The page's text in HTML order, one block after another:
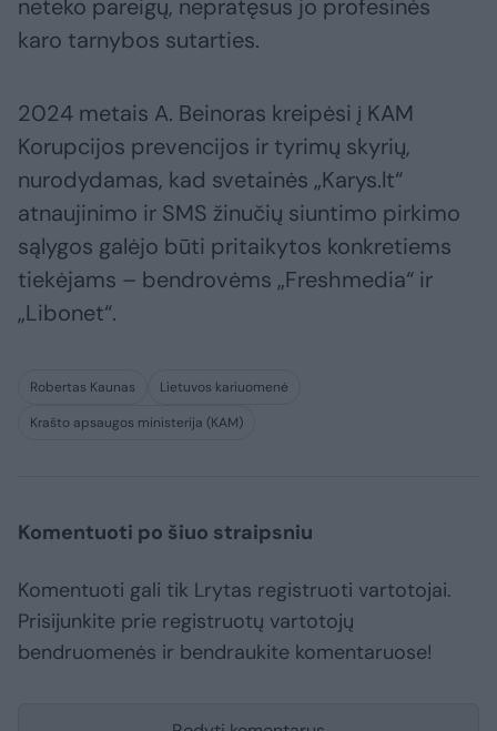
neteko pareigų, nepratęsus jo profesinės
karo tarnybos sutarties.
2024 metais A. Beinoras kreipėsi į KAM
Korupcijos prevencijos ir tyrimų skyrių,
nurodydamas, kad svetainės „Karys.lt“
atnaujinimo ir SMS žinučių siuntimo pirkimo
sąlygos galėjo būti pritaikytos konkretiems
tiekėjams – bendrovėms „Freshmedia“ ir
„Libonet“.
Robertas Kaunas
Lietuvos kariuomenė
Krašto apsaugos ministerija (KAM)
Komentuoti po šiuo straipsniu
Komentuoti gali tik Lrytas registruoti vartotojai.
Prisijunkite prie registruotų vartotojų
bendruomenės ir bendraukite komentaruose!